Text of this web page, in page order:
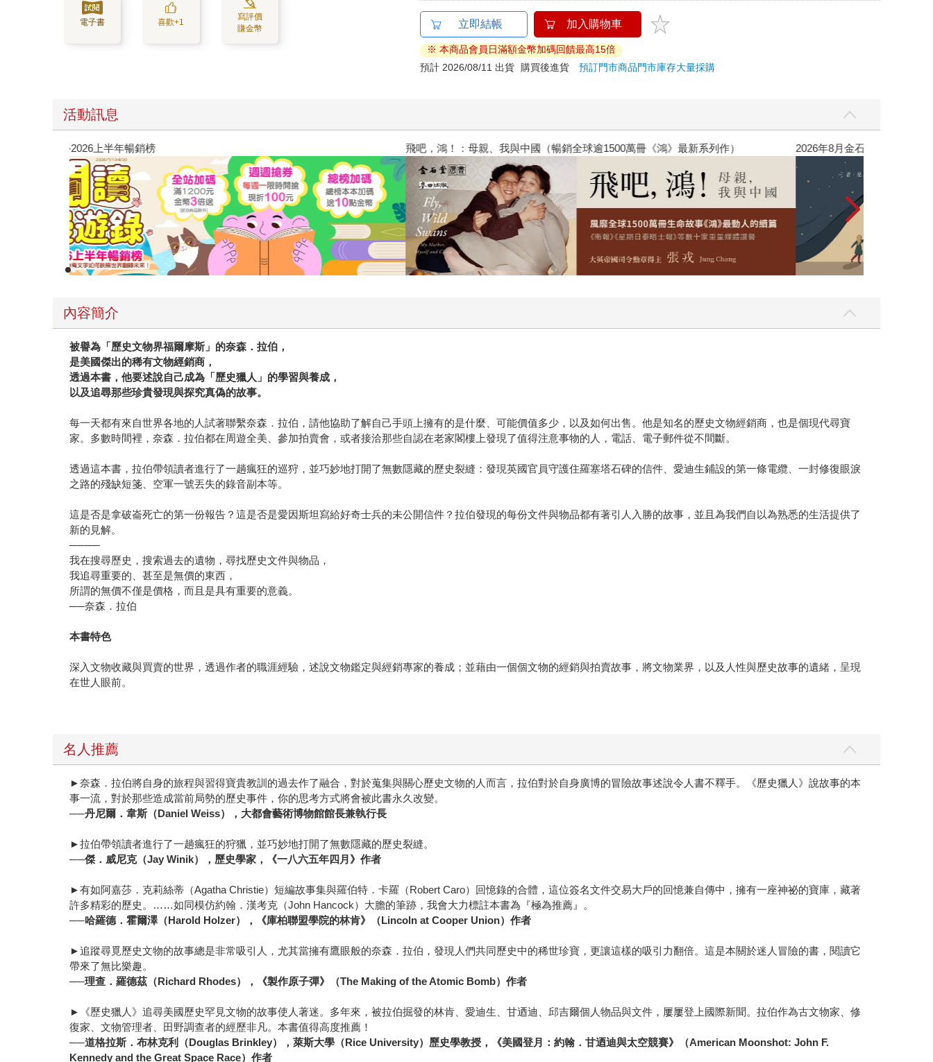
電子書 喜歡+1
寫評價
賺金幣
立即結帳 加入購物車
※ 本商品會員日滿額金幣加碼回饋最高15倍
預計 2026/08/11 出貨
購買後進貨預訂門市商品門市庫存大量採購
活動訊息
閱讀漫遊錄-2026上半年暢銷榜 飛吧，鴻！：母親、我與中國（暢銷全球逾1500萬冊《鴻》最新系列作） 2026年8月金石
內容簡介
被譽為「歷史文物界福爾摩斯」的奈森．拉伯，
是美國傑出的稀有文物經銷商，
透過本書，他要述說自己成為「歷史獵人」的學習與養成，
以及追尋那些珍貴發現與探究真偽的故事。
每一天都有來自世界各地的人試著聯繫奈森．拉伯，請他協助了解自己手頭上擁有的是什麼、可能價值多少，以及如何出售。他是知名的歷史文物經銷商，也是個現代尋寶
家。多數時間裡，奈森．拉伯都在周遊全美、參加拍賣會，或者接洽那些自認在老家閣樓上發現了值得注意事物的人，電話、電子郵件從不間斷。
透過這本書，拉伯帶領讀者進行了一趟瘋狂的巡狩，並巧妙地打開了無數隱藏的歷史裂縫：發現英國官員守護住羅塞塔石碑的信件、愛迪生鋪設的第一條電纜、一封修復眼淚
之路的殘缺短箋、空軍一號丟失的錄音副本等。
這是否是拿破崙死亡的第一份報告？這是否是愛因斯坦寫給好奇士兵的未公開信件？拉伯發現的每份文件與物品都有著引人入勝的故事，並且為我們自以為熟悉的生活提供了
新的見解。
────
我在搜尋歷史，搜索過去的遺物，尋找歷史文件與物品，
我追尋重要的、甚至是無價的東西，
所謂的無價不僅是價格，而且是具有重要的意義。
──奈森．拉伯
本書特色
深入文物收藏與買賣的世界，透過作者的職涯經驗，述說文物鑑定與經銷專家的養成；並藉由一個個文物的經銷與拍賣故事，將文物業界，以及人性與歷史故事的遺緒，呈現
在世人眼前。
名人推薦
►奈森．拉伯將自身的旅程與習得寶貴教訓的過去作了融合，對於蒐集與關心歷史文物的人而言，拉伯對於自身廣博的冒險故事述說令人書不釋手。《歷史獵人》說故事的本
事一流，對於那些造成當前局勢的歷史事件，你的思考方式將會被此書永久改變。
──丹尼爾．韋斯（Daniel Weiss），大都會藝術博物館館長兼執行長
►拉伯帶領讀者進行了一趟瘋狂的狩獵，並巧妙地打開了無數隱藏的歷史裂縫。
──傑．威尼克（Jay Winik），歷史學家，《一八六五年四月》作者
►有如阿嘉莎．克莉絲蒂（Agatha Christie）短編故事集與羅伯特．卡羅（Robert Caro）回憶錄的合體，這位簽名文件交易大戶的回憶兼自傳中，擁有一座神祕的寶庫，藏著
許多精彩的歷史。……如同模仿約翰．漢考克（John Hancock）大膽的筆跡，我會大力標註本書為『極為推薦』。
──哈羅德．霍爾澤（Harold Holzer），《庫柏聯盟學院的林肯》（Lincoln at Cooper Union）作者
►追蹤尋覓歷史文物的故事總是非常吸引人，尤其當擁有鷹眼般的奈森．拉伯，發現人們共同歷史中的稀世珍寶，更讓這樣的吸引力翻倍。這是本關於迷人冒險的書，閱讀它
帶來了無比樂趣。
──理查．羅德茲（Richard Rhodes），《製作原子彈》（The Making of the Atomic Bomb）作者
►《歷史獵人》追尋美國歷史罕見文物的故事使人著迷。多年來，被拉伯掘發的林肯、愛迪生、甘迺迪、邱吉爾個人物品與文件，屢屢登上國際新聞。拉伯作為古文物家、修
復家、文物管理者、田野調查者的經歷非凡。本書值得高度推薦！
──道格拉斯．布林克利（Douglas Brinkley），萊斯大學（Rice University）歷史學教授，《美國登月：約翰．甘迺迪與太空競賽》（American Moonshot: John F.
Kennedy and the Great Space Race）作者